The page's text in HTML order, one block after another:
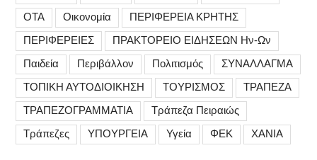
ΟΤΑ
Οικονομία
ΠΕΡΙΦΕΡΕΙΑ ΚΡΗΤΗΣ
ΠΕΡΙΦΕΡΕΙΕΣ
ΠΡΑΚΤΟΡΕΙΟ ΕΙΔΗΣΕΩΝ Ην-Ων
Παιδεία
Περιβάλλον Πολιτισμός
ΣΥΝΑΛΛΑΓΜΑ
ΤΟΠΙΚΗ ΑΥΤΟΔΙΟΙΚΗΣΗ
ΤΟΥΡΙΣΜΟΣ
ΤΡΑΠΕΖΑ
ΤΡΑΠΕΖΟΓΡΑΜΜΑΤΙΑ
Τράπεζα Πειραιώς
Τράπεζες
ΥΠΟΥΡΓΕΙΑ Υγεία ΦΕΚ ΧΑΝΙΑ